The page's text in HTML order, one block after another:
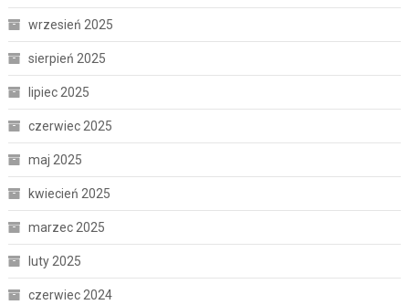
wrzesień 2025
sierpień 2025
lipiec 2025
czerwiec 2025
maj 2025
kwiecień 2025
marzec 2025
luty 2025
czerwiec 2024